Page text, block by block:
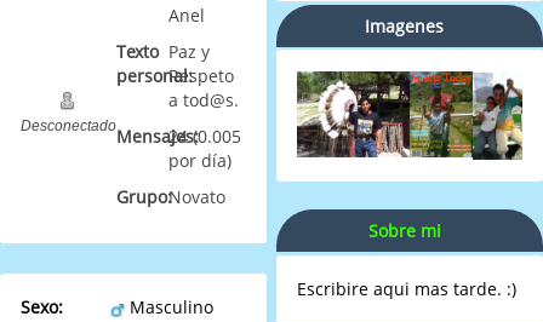
Desconectado
Anel
Texto
personal:
Paz y
Respeto
a tod@s.
Mensajes:24 (0.005
por día)
Grupo:Novato
Sexo:
Masculino
Imagenes
Sobre mi
Escribire aqui mas tarde. :)